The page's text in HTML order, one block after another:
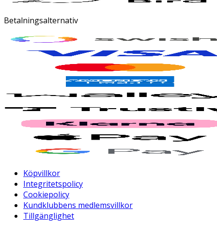
Betalningsalternativ
Köpvillkor
Integritetspolicy
Cookiepolicy
Kundklubbens medlemsvillkor
Tillgänglighet